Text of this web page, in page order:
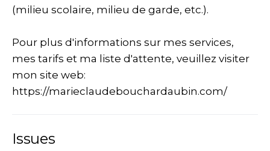
(milieu scolaire, milieu de garde, etc.).
Pour plus d'informations sur mes services,
mes tarifs et ma liste d'attente, veuillez visiter
mon site web:
https://marieclaudebouchardaubin.com/
Issues